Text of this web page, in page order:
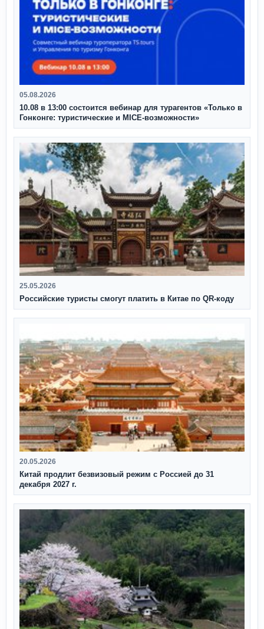
05.08.2026
10.08 в 13:00 состоится вебинар для турагентов «Только в
Гонконге: туристические и MICE-возможности»
25.05.2026
Российские туристы смогут платить в Китае по QR‑коду
20.05.2026
Китай продлит безвизовый режим с Россией до 31
декабря 2027 г.